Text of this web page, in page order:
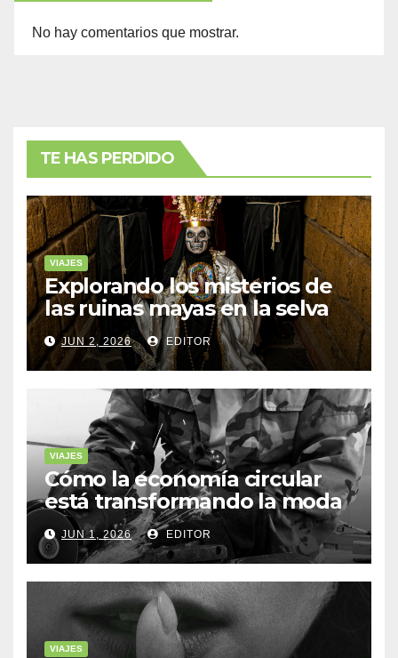
No hay comentarios que mostrar.
TE HAS PERDIDO
VIAJES
Explorando los misterios de
las ruinas mayas en la selva
de Yucatán
JUN 2, 2026 EDITOR
VIAJES
Cómo la economía circular
está transformando la moda
sostenible
JUN 1, 2026 EDITOR
VIAJES